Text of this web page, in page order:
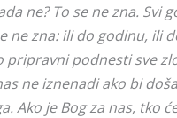
ne? To se ne zna. Svi
ne zna: ili do godinu, ili
pripravni podnesti sve
ne iznenadi ako bi
Ako je Bog za nas, tko